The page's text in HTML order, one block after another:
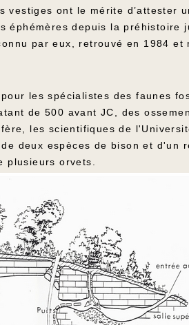
vestiges ont le mérite d’attester
depuis la préhistoire
par eux, retrouvé en 1984 et
les spécialistes des faunes
de 500 avant JC, des
les scientifiques de
deux espèces de bison et d'un
plusieurs orvets.